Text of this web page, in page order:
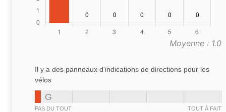
Moyenne : 1.0
Il y a des panneaux d'indications de directions pour les
vélos
G
PAS DU TOUT TOUT À FAIT